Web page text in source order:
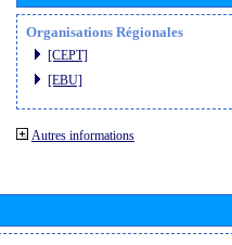
Organisations Régionales
[CEPT]
[EBU]
Autres informations